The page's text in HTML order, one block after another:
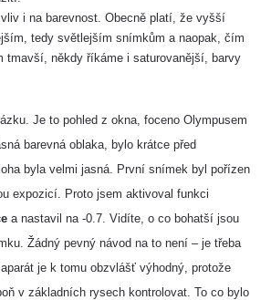
i na barevnost. Obecně platí, že vyšší
tedy světlejším snímkům a naopak, čím
tmavší, někdy říkáme i saturovanější, barvy
Je to pohled z okna, foceno Olympusem
barevná oblaka, bylo krátce před
byla velmi jasná. První snímek byl pořízen
expozicí. Proto jsem aktivoval funkci
a nastavil na -0.7. Vidíte, o co bohatší jsou
Žádný pevný návod na to není – je třeba
je k tomu obzvlášť výhodný, protože
v základních rysech kontrolovat. To co bylo